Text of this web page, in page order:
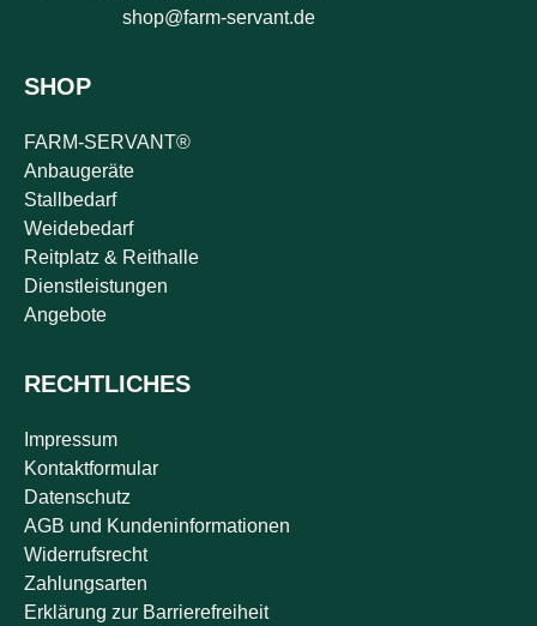
shop@farm-servant.de
SHOP
FARM-SERVANT®
Anbaugeräte
Stallbedarf
Weidebedarf
Reitplatz & Reithalle
Dienstleistungen
Angebote
RECHTLICHES
Impressum
Kontaktformular
Datenschutz
AGB und Kundeninformationen
Widerrufsrecht
Zahlungsarten
Erklärung zur Barrierefreiheit